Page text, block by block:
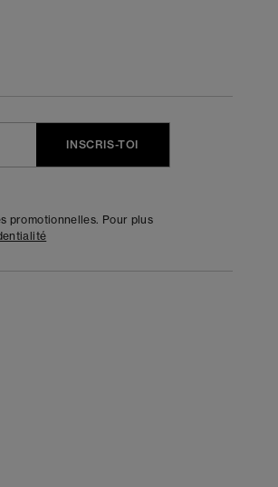
INSCRIS-TOI
promotionnelles. Pour plus